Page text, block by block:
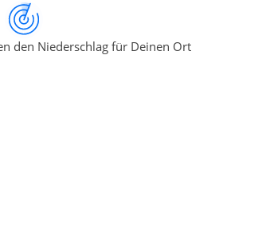
den Niederschlag für Deinen Ort